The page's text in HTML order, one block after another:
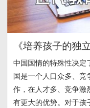
《培养孩子的独
中国国情的特殊性决定
国是一个人口众多、
作，在人才多、竞争激
有更大的优势。对于孩